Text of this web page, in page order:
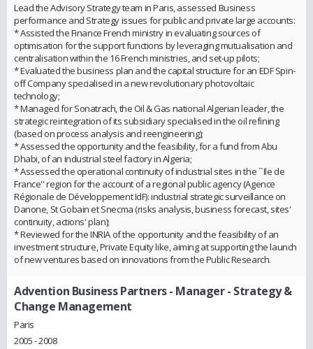
Lead the Advisory Strategy team in Paris, assessed Business
performance and Strategy issues for public and private large accounts:
* Assisted the Finance French ministry in evaluating sources of
optimisation for the support functions by leveraging mutualisation and
centralisation within the 16 French ministries, and set-up pilots;
* Evaluated the business plan and the capital structure for an EDF Spin-
off Company specialised in a new revolutionary photovoltaic
technology;
* Managed for Sonatrach, the Oil & Gas national Algerian leader, the
strategic reintegration of its subsidiary specialised in the oil refining
(based on process analysis and reengineering);
* Assessed the opportunity and the feasibility, for a fund from Abu
Dhabi, of an industrial steel factory in Algeria;
* Assessed the operational continuity of industrial sites in the ``Ile de
France'' region for the account of a regional public agency (Agence
Régionale de Développement IdF): industrial strategic surveillance on
Danone, St Gobain et Snecma (risks analysis, business forecast, sites'
continuity, actions' plan);
* Reviewed for the INRIA of the opportunity and the feasibility of an
investment structure, Private Equity like, aiming at supporting the launch
of new ventures based on innovations from the Public Research.
Advention Business Partners- Manager - Strategy &
Change Management
Paris
2005 - 2008